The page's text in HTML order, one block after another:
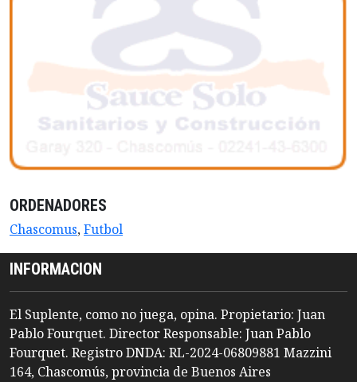
ORDENADORES
Chascomus,Futbol
INFORMACION
El Suplente, como no juega, opina. Propietario: Juan
Pablo Fourquet. Director Responsable: Juan Pablo
Fourquet. Registro DNDA: RL-2024-06809881 Mazzini
164, Chascomús, provincia de Buenos Aires